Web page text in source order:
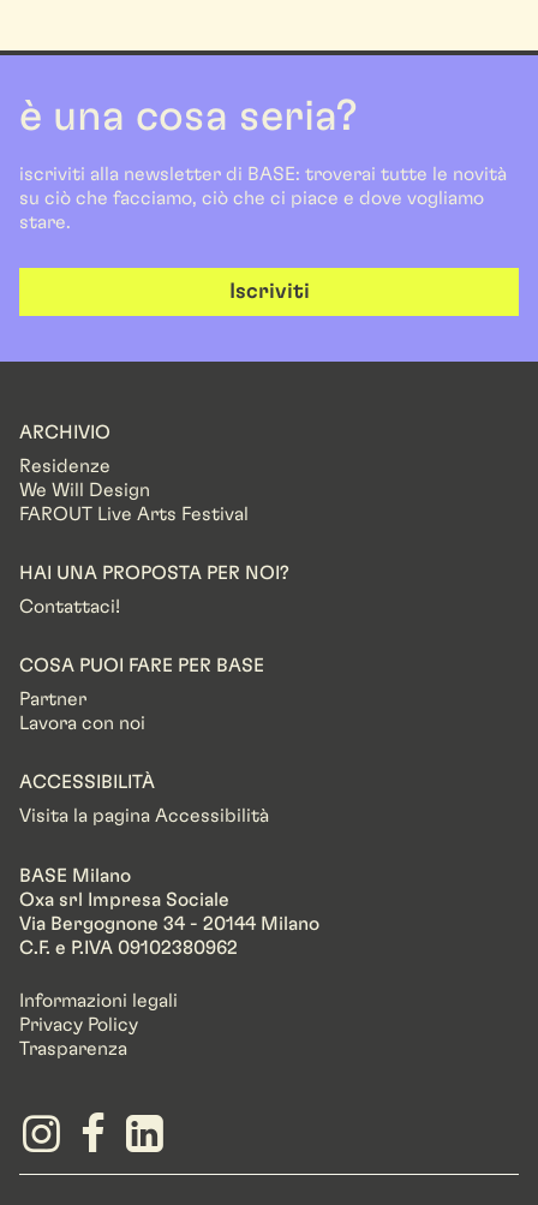
è una cosa seria?
iscriviti alla newsletter di BASE: troverai tutte le novità
su ciò che facciamo, ciò che ci piace e dove vogliamo
stare.
Iscriviti
ARCHIVIO
Residenze
We Will Design
FAROUT Live Arts Festival
HAI UNA PROPOSTA PER NOI?
Contattaci!
COSA PUOI FARE PER BASE
Partner
Lavora con noi
ACCESSIBILITÀ
Visita la pagina Accessibilità
BASE Milano
Oxa srl Impresa Sociale
Via Bergognone 34 - 20144 Milano
C.F. e P.IVA 09102380962
Informazioni legali
Privacy Policy
Trasparenza